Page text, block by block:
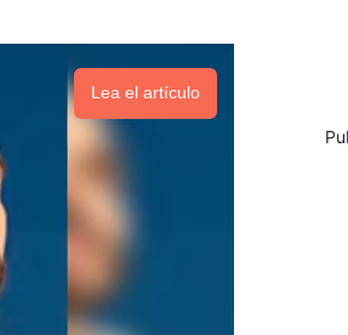
Lea el artículo